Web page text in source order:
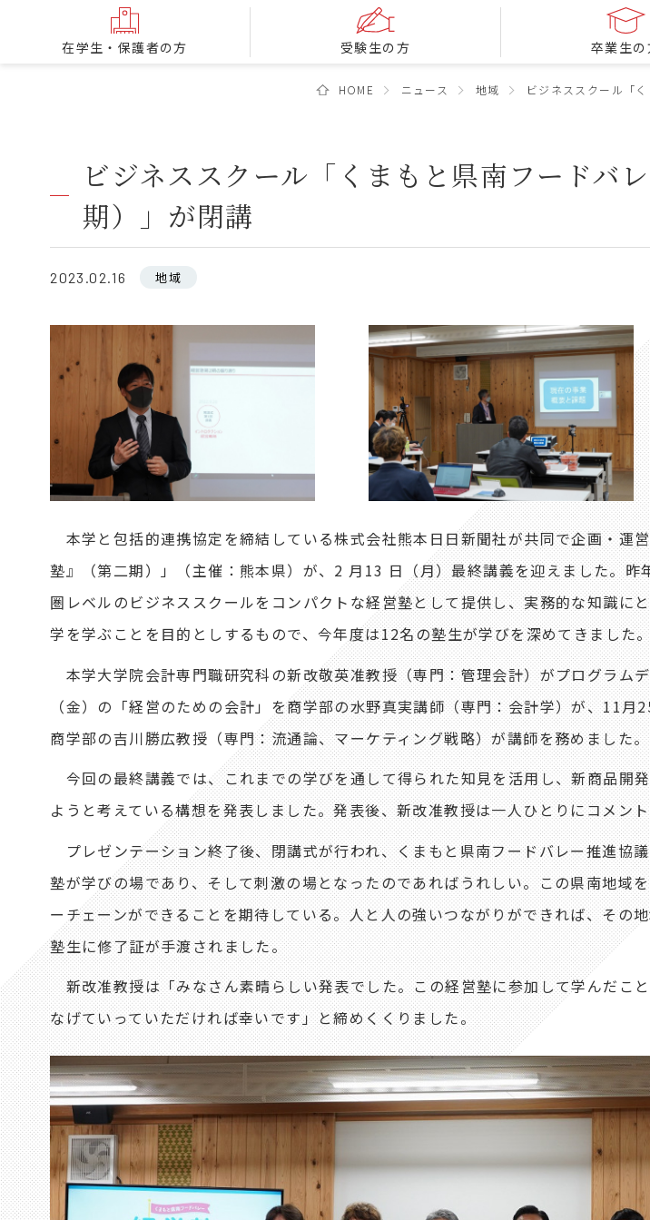
在学生・保護者の方 受験生の方 卒業生の
HOME ニュース 地域 ビジネススクール「
ビジネススクール「くまもと県南フードバ
期）」が閉講
地域
2023.02.16
本学と包括的連携協定を締結している株式会社熊本日日新聞社が共同で企画・運
塾』（第二期）」（主催：熊本県）が、2 月13 日（月）最終講義を迎えました。
圏レベルのビジネススクールをコンパクトな経営塾として提供し、実務的な知識に
学を学ぶことを目的としするもので、今年度は12名の塾生が学びを深めてきました
本学大学院会計専門職研究科の新改敬英准教授（専門：管理会計）がプログラム
（金）の「経営のための会計」を商学部の水野真実講師（専門：会計学）が、11月
商学部の吉川勝広教授（専門：流通論、マーケティング戦略）が講師を務めました。
今回の最終講義では、これまでの学びを通して得られた知見を活用し、新商品開
ようと考えている構想を発表しました。発表後、新改准教授は一人ひとりにコメン
プレゼンテーション終了後、閉講式が行われ、くまもと県南フードバレー推進協
塾が学びの場であり、そして刺激の場となったのであればうれしい。この県南地域
ーチェーンができることを期待している。人と人の強いつながりができれば、その
塾生に修了証が手渡されました。
新改准教授は「みなさん素晴らしい発表でした。この経営塾に参加して学んだこ
なげていっていただければ幸いです」と締めくくりました。